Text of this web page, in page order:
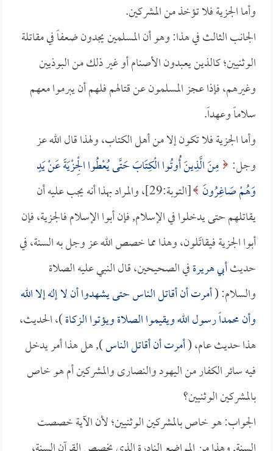
وأما الجزية فلا تؤخذ من المشركين.
الجانب الثالث في هذا: وهو أن المسلمين يجدون ضعفاً في مقاتلة
الوثنيين؛ كالذين يعبدون الأصنام أو غير ذلك من البوذيين
وغيرهم، فإذا عجز المسلمون عن قتالهم فلهم أن يبرموا معهم
سلاماً وعهداً.
وأما الجزية فلا تكون إلا من أهل الكتاب، ولهذا قال الله عز
وجل: مِنَ الَّذِينَ أُوتُوا الْكِتَابَ حَتَّى يُعْطُوا الْجِزْيَةَ عَنْ يَدٍ
وَهُمْ صَاغِرُونَ
[التوبة:29]، والمراد بهذا أنه يجب عليه أن
يقاتلهم حتى يدخلوا في الإسلام, فإن أبوا الإسلام فالجزية، فإن
أبوا الجزية فيقاتَلون، وهذا مما خصص الله عز وجل به السنة، في
حديثأبي هريرةفي الصحيحين، قال النبي عليه الصلاة
والسلام: (أمرت أن أقاتل الناس حتى يشهدوا أن لا إله إلا الله
وأن محمداً رسول الله ويقيموا الصلاة ويؤتوا الزكاة)، الحديث،
هذا حديث عام، (أمرت أن أقاتل الناس), هل هذا أمر يدخل
فيه سائر الكفار من اليهود والنصارى والمشركين أم هو خاص
بالمشركين الوثنيين؟
الجواب: هو خاص بالمشركين الوثنيين؛ لأن الآية خصصت